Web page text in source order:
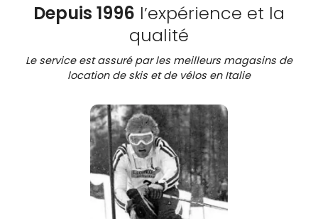
Depuis 1996 l’expérience et la
qualité
Le service est assuré par les meilleurs magasins de
location de skis et de vélos en Italie